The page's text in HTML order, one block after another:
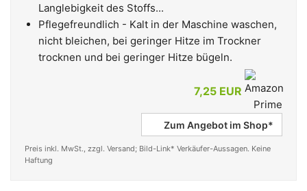
Langlebigkeit des Stoffs...
Pflegefreundlich - Kalt in der Maschine waschen,
nicht bleichen, bei geringer Hitze im Trockner
trocknen und bei geringer Hitze bügeln.
7,25 EUR
Zum Angebot im Shop*
Preis inkl. MwSt., zzgl. Versand; Bild-Link* Verkäufer-Aussagen. Keine
Haftung